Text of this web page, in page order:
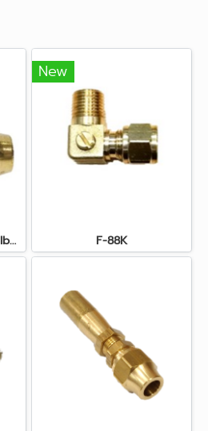
F-88 1/4” Male thread elbow fitting. Flare 5/16” with gas controller
New
F-88K